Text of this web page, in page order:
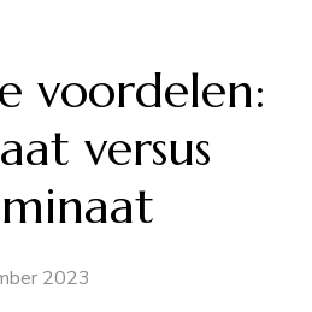
voordelen:
versus
2023